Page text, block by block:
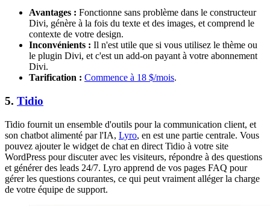
Avantages : Fonctionne sans problème dans le constructeur
Divi, génère à la fois du texte et des images, et comprend le
contexte de votre design.
Inconvénients : Il n'est utile que si vous utilisez le thème ou
le plugin Divi, et c'est un add-on payant à votre abonnement
Divi.
Tarification : Commence à 18 $/mois.
5. Tidio
Tidio fournit un ensemble d'outils pour la communication client, et
son chatbot alimenté par l'IA, Lyro, en est une partie centrale. Vous
pouvez ajouter le widget de chat en direct Tidio à votre site
WordPress pour discuter avec les visiteurs, répondre à des questions
et générer des leads 24/7. Lyro apprend de vos pages FAQ pour
gérer les questions courantes, ce qui peut vraiment alléger la charge
de votre équipe de support.